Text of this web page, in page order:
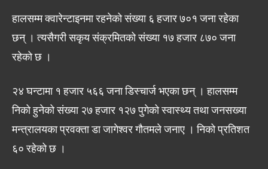
हालसम्म क्वारेन्टाइनमा रहनेको संख्या ६ हजार ७०१ जना रहेका
छन् । त्यसैगरी सकृय संक्रमितको संख्या १७ हजार ८७० जना
रहेको छ ।
२४ घन्टामा १ हजार ५६६ जना डिस्चार्ज भएका छन् । हालसम्म
निको हुनेको संख्या २७ हजार १२७ पुगेको स्वास्थ्य तथा जनसख्या
मन्त्रालयका प्रवक्ता डा जागेश्वर गौतमले जनाए । निको प्रतिशत
६० रहेको छ ।